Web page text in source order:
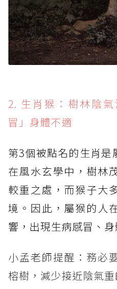
2. 生肖猴：樹林陰
冒」身體不適
第3個被點名的生肖
在風水玄學中，樹林
較重之處，而猴子大
境。因此，屬猴的人
響，出現生病感冒、
小孟老師提醒：務必
榕樹，減少接近陰氣